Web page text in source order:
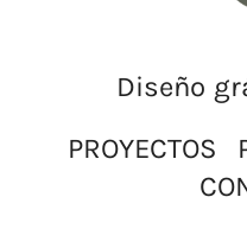
Diseño
PROYECTOS